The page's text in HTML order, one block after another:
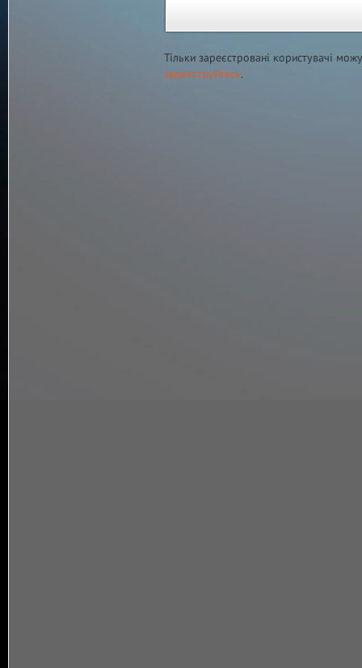
Тільки зареєстровані користувачі
зареєструйтесь.